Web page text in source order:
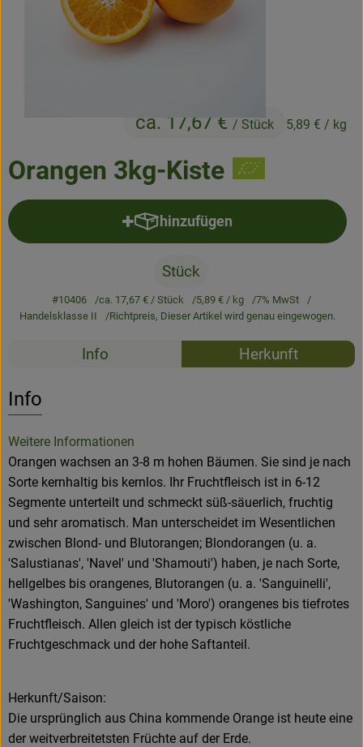
Frisches
Angebote & Neues
Service
Orangen 3kg-Kiste
ca. 17,67 € / Stück 5,89 € / kg
hinzufügen
Produkt zum Warenkorb
Stück
#10406 ca. 17,67 € / Stück 5,89 € / kg
7% MwSt
Handelsklasse II
Richtpreis, Dieser Artikel wird genau eingewogen.
Rezepte
Info Herkunft
Info
Weitere Informationen
Orangen wachsen an 3-8 m hohen Bäumen. Sie sind je nach
Sorte kernhaltig bis kernlos. Ihr Fruchtfleisch ist in 6-12
Segmente unterteilt und schmeckt süß-säuerlich, fruchtig
und sehr aromatisch. Man unterscheidet im Wesentlichen
zwischen Blond- und Blutorangen; Blondorangen (u. a.
'Salustianas', 'Navel' und 'Shamouti') haben, je nach Sorte,
hellgelbes bis orangenes, Blutorangen (u. a. 'Sanguinelli',
'Washington, Sanguines' und 'Moro') orangenes bis tiefrotes
Fruchtfleisch. Allen gleich ist der typisch köstliche
Fruchtgeschmack und der hohe Saftanteil.
Herkunft/Saison:
Die ursprünglich aus China kommende Orange ist heute eine
der weitverbreitetsten Früchte auf der Erde.